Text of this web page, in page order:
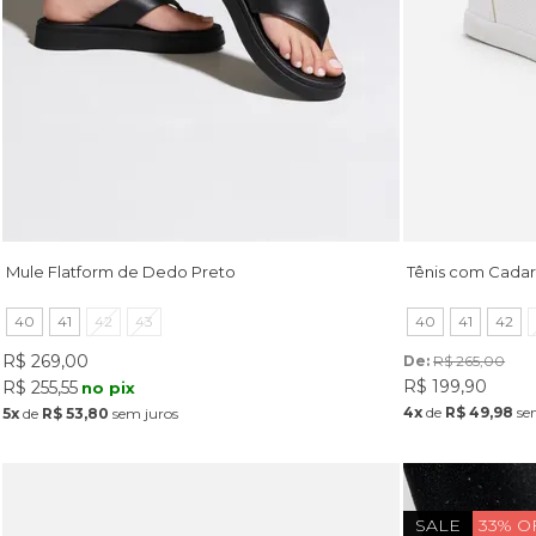
Mule Flatform de Dedo Preto
40 41 42 43
R$ 269,00
R$ 255,55 no pix
5xde R$ 53,80 sem juros
Tênis com
40 41 42
De: R$ 265,00
R$ 199,90
4x de R$ 49,98
SALE 33%